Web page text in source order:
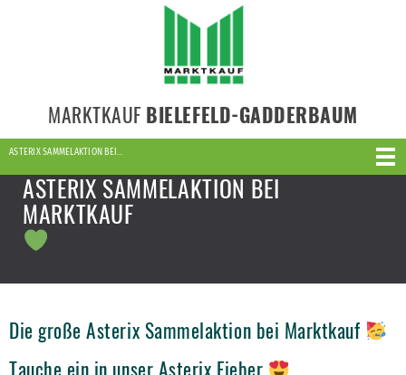
MARKTKAUF BIELEFELD-GADDERBAUM
ASTERIX SAMMELAKTION BEI…
ASTERIX SAMMELAKTION BEI
MARKTKAUF
Die große Asterix Sammelaktion bei Marktkauf
Tauche ein in unser Asterix Fieber